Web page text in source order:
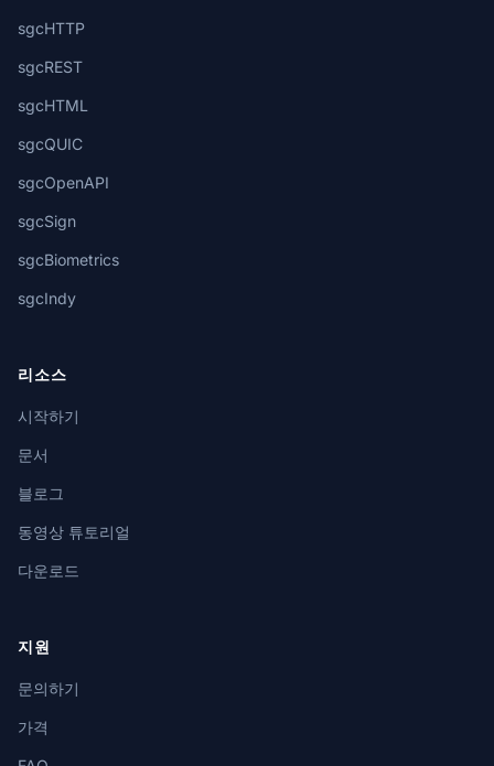
sgcHTTP
sgcREST
sgcHTML
sgcQUIC
sgcOpenAPI
sgcSign
sgcBiometrics
sgcIndy
리소스
시작하기
문서
블로그
동영상 튜토리얼
다운로드
지원
문의하기
가격